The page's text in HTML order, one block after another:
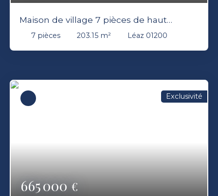
Maison de village 7 pièces de haut
standing
7 pièces 203.15 m² Léaz 01200
665 000€
Exclusivité